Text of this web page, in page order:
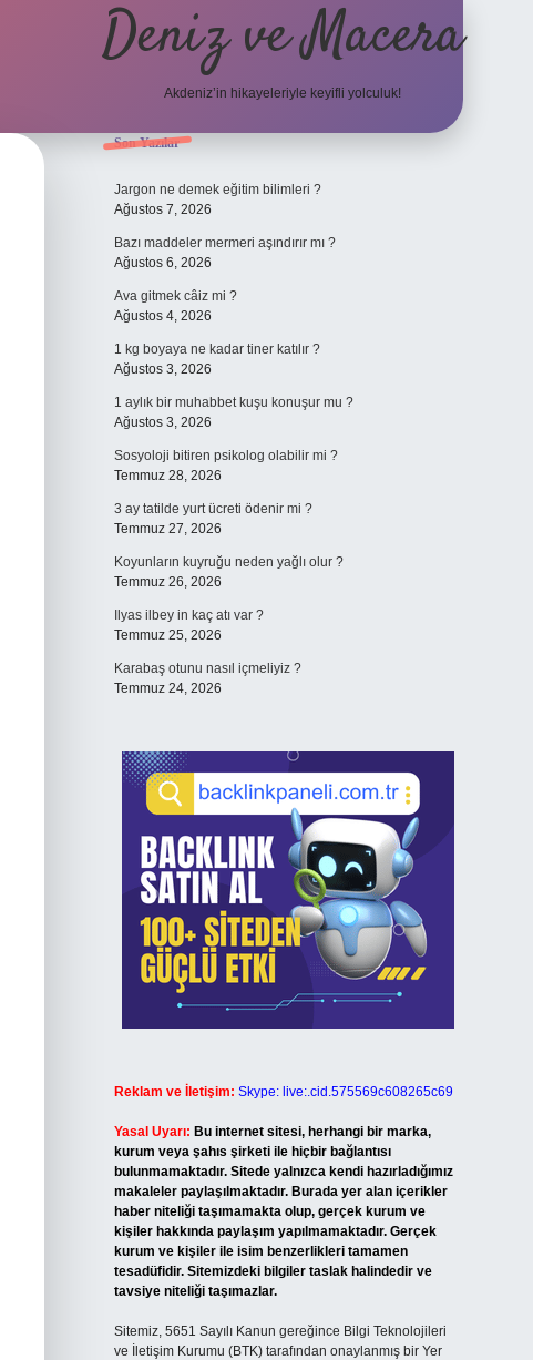
Deniz ve Macera
Akdeniz’in hikayeleriyle keyifli yolculuk!
Sidebar
Son Yazılar
Jargon ne demek eğitim bilimleri ?
Ağustos 7, 2026
Bazı maddeler mermeri aşındırır mı ?
Ağustos 6, 2026
Ava gitmek câiz mi ?
Ağustos 4, 2026
1 kg boyaya ne kadar tiner katılır ?
Ağustos 3, 2026
1 aylık bir muhabbet kuşu konuşur mu ?
Ağustos 3, 2026
Sosyoloji bitiren psikolog olabilir mi ?
Temmuz 28, 2026
3 ay tatilde yurt ücreti ödenir mi ?
Temmuz 27, 2026
Koyunların kuyruğu neden yağlı olur ?
Temmuz 26, 2026
Ilyas ilbey in kaç atı var ?
Temmuz 25, 2026
Karabaş otunu nasıl içmeliyiz ?
Temmuz 24, 2026
Reklam ve İletişim: Skype: live:.cid.575569c608265c69
Yasal Uyarı: Bu internet sitesi, herhangi bir marka,
kurum veya şahıs şirketi ile hiçbir bağlantısı
bulunmamaktadır. Sitede yalnızca kendi hazırladığımız
makaleler paylaşılmaktadır. Burada yer alan içerikler
haber niteliği taşımamakta olup, gerçek kurum ve
kişiler hakkında paylaşım yapılmamaktadır. Gerçek
kurum ve kişiler ile isim benzerlikleri tamamen
tesadüfidir. Sitemizdeki bilgiler taslak halindedir ve
tavsiye niteliği taşımazlar.
Sitemiz, 5651 Sayılı Kanun gereğince Bilgi Teknolojileri
ve İletişim Kurumu (BTK) tarafından onaylanmış bir Yer